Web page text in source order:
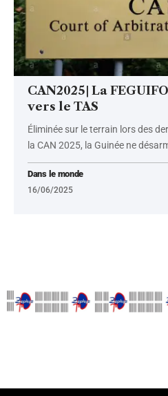
CAN2025| La
vers le TAS
Éliminée sur le terrain lors des
la CAN 2025, la Guinée ne
Dans le monde
16/06/2025